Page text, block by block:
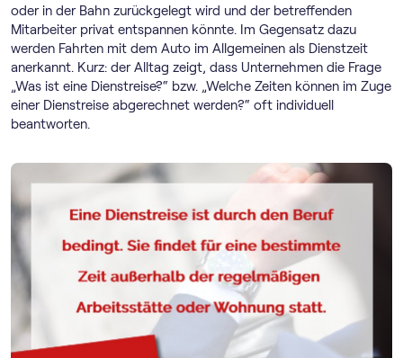
oder in der Bahn zurückgelegt wird und der betreffenden
Mitarbeiter privat entspannen könnte. Im Gegensatz dazu
werden Fahrten mit dem Auto im Allgemeinen als Dienstzeit
anerkannt. Kurz: der Alltag zeigt, dass Unternehmen die Frage
„Was ist eine Dienstreise?“ bzw. „Welche Zeiten können im Zuge
einer Dienstreise abgerechnet werden?“ oft individuell
beantworten.